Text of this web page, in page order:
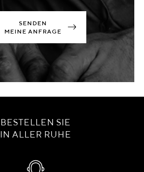
SENDEN
MEINE ANFRAGE
BESTELLEN SIE
IN ALLER RUHE